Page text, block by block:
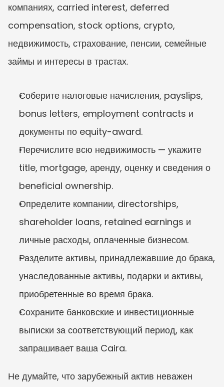
компаниях, carried interest, deferred
compensation, stock options, crypto,
недвижимость, страхование, пенсии, семейные
займы и интересы в трастах.
Соберите налоговые начисления, payslips,
bonus letters, employment contracts и
документы по equity-award.
Перечислите всю недвижимость — укажите
title, mortgage, аренду, оценку и сведения о
beneficial ownership.
Определите компании, directorships,
shareholder loans, retained earnings и
личные расходы, оплаченные бизнесом.
Разделите активы, принадлежавшие до брака,
унаследованные активы, подарки и активы,
приобретенные во время брака.
Сохраните банковские и инвестиционные
выписки за соответствующий период, как
запрашивает ваша Caira.
Не думайте, что зарубежный актив неважен